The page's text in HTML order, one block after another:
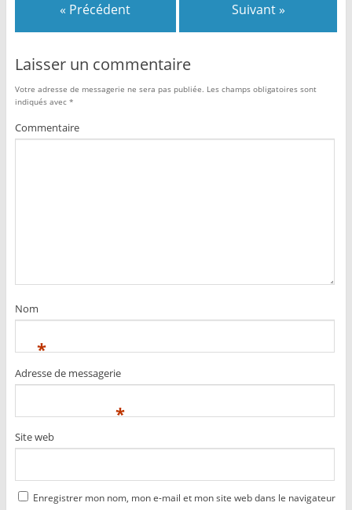
« Précédent Suivant »
Laisser un commentaire
Votre adresse de messagerie ne sera pas publiée. Les champs obligatoires sont
indiqués avec *
Commentaire
Nom
*
Adresse de messagerie
*
Site web
Enregistrer mon nom, mon e-mail et mon site web dans le navigateur